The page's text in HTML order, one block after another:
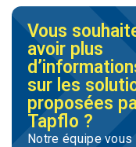
Vous
avoir plus
sur les
proposées
Tapflo ?
Notre équipe vous